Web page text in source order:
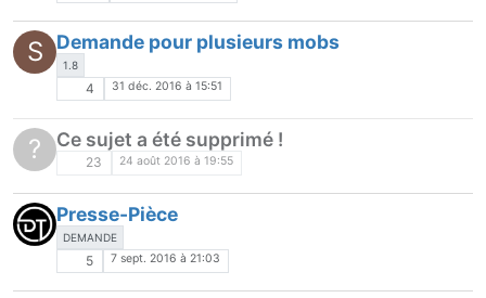
S Demande pour plusieurs mobs
1.8
4 31 déc. 2016 à 15:51
? Ce sujet a été supprimé !
23 24 août 2016 à 19:55
Presse-Pièce
DEMANDE
5 7 sept. 2016 à 21:03